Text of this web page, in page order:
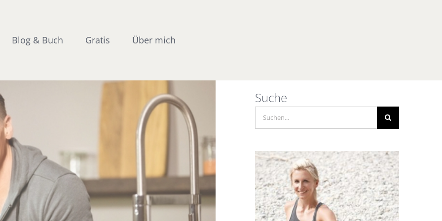
Blog & Buch Gratis Über mich
Suche